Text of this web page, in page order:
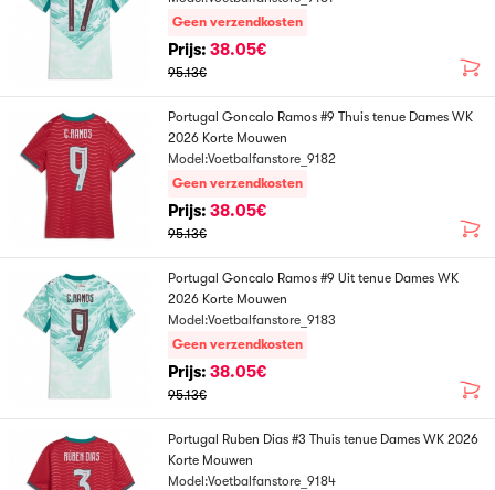
Geen verzendkosten
Prijs: 38.05€
95.13€
Portugal Goncalo Ramos #9 Thuis tenue Dames WK
2026 Korte Mouwen
Model:Voetbalfanstore_9182
Geen verzendkosten
Prijs: 38.05€
95.13€
Portugal Goncalo Ramos #9 Uit tenue Dames WK
2026 Korte Mouwen
Model:Voetbalfanstore_9183
Geen verzendkosten
Prijs: 38.05€
95.13€
Portugal Ruben Dias #3 Thuis tenue Dames WK 2026
Korte Mouwen
Model:Voetbalfanstore_9184